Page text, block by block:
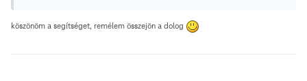
köszönöm a segítséget, remélem összejön a dolog